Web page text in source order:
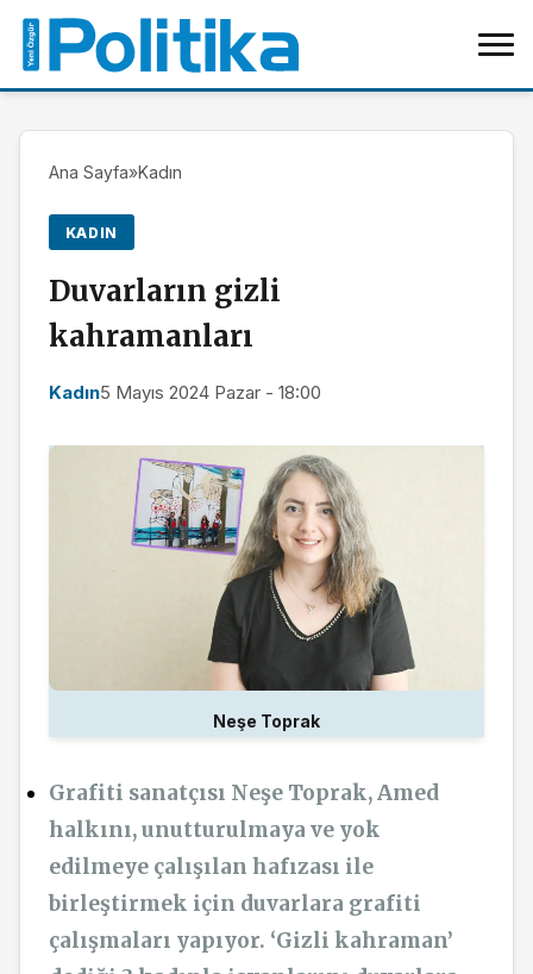
Ana Sayfa»Kadın
KADIN
Duvarların gizli
kahramanları
Kadın5 Mayıs 2024 Pazar - 18:00
Neşe Toprak
Grafiti sanatçısı Neşe Toprak, Amed
halkını, unutturulmaya ve yok
edilmeye çalışılan hafızası ile
birleştirmek için duvarlara grafiti
çalışmaları yapıyor. ‘Gizli kahraman’